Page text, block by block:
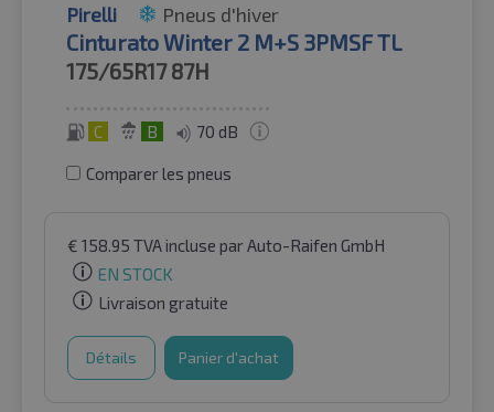
Pirelli Pneus d'hiver
Cinturato Winter 2 M+S 3PMSF TL
175/65R17 87H
C B 70 dB
Comparer les pneus
€ 158.95 TVA incluse par Auto-Raifen GmbH
EN STOCK
Livraison gratuite
Détails Panier d'achat